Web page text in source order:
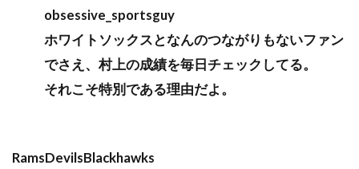
obsessive_sportsguy
ホワイトソックスとなんのつながりもないファン
でさえ、村上の成績を毎日チェックしてる。
それこそ特別である理由だよ。
RamsDevilsBlackhawks